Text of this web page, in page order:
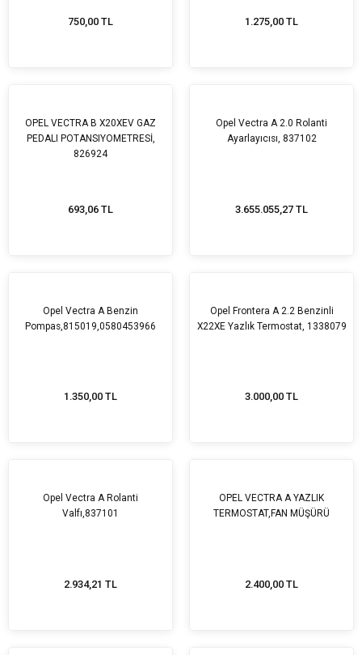
750,00 TL 1.275,00 TL
OPEL VECTRA B X20XEV GAZ
PEDALI POTANSIYOMETRESİ,
826924
693,06 TL
Opel Vectra A 2.0 Rolanti
Ayarlayıcısı, 837102
3.655.055,27 TL
Opel Vectra A Benzin
Pompas,815019,0580453966
1.350,00 TL
Opel Frontera A 2.2 Benzinli
X22XE Yazlık Termostat, 1338079
3.000,00 TL
Opel Vectra A Rolanti
Valfı,837101
2.934,21 TL
OPEL VECTRA A YAZLIK
TERMOSTAT,FAN MÜŞÜRÜ
2.400,00 TL